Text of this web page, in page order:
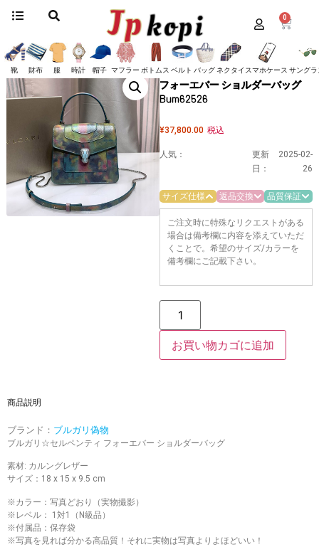
0
靴 財布 服 時計 帽子 マフラー ボトムス ベルト バッグネクタイ スマホケース サング
ホーム バッグ
/ 争奪戦 ブルガリ☆セルペンティ フォーエバー ショ
ルダーバッグ Bum62526
争奪戦 ブルガリ☆セルペンティ
フォーエバー ショルダーバッグ
Bum62526
¥37,800.00 税込
人気：
更新
日：
2025-02-
26
サイズ仕様 返品交換 品質保証
ご注文時に特殊なリクエストがある
場合は備考欄に内容を添えていただ
くことで。希望のサイズ/カラーを
備考欄にご記載下さい。
お買い物カゴに追加
商品説明
ブランド： ブルガリ偽物
ブルガリ☆セルペンティ フォーエバー ショルダーバッグ
素材: カルングレザー
サイズ：18 x 15 x 9.5 cm
※カラー：写真どおり（実物撮影）
※レベル： 1対1（N級品）
※付属品：保存袋
※写真を見れば分かる高品質！それに実物は写真よりよほどいい！